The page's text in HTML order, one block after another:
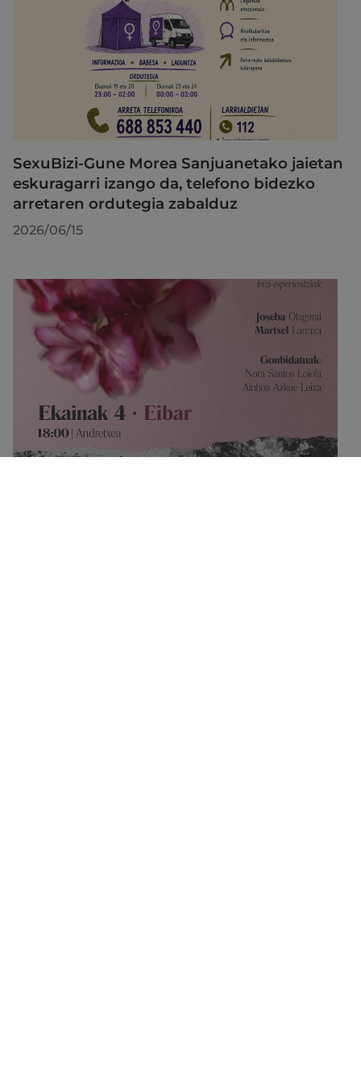
SexuBizi-Gune Morea Sanjuanetako jaietan
eskuragarri izango da, telefono bidezko
arretaren ordutegia zabalduz
2026/06/15